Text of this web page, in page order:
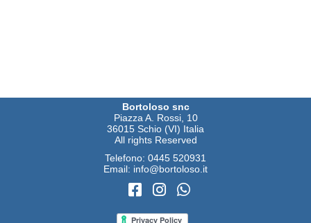
Bortoloso snc
Piazza A. Rossi, 10
36015 Schio (VI) Italia
All rights Reserved
Telefono: 0445 520931
Email: info@bortoloso.it